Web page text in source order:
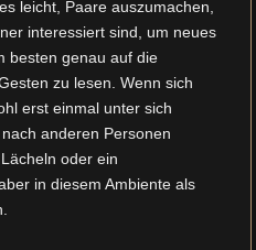
leicht, Paare auszumachen,
interessiert sind, um neues
besten genau auf die
zu lesen. Wenn sich
erst einmal unter sich
anderen Personen
oder ein
in diesem Ambiente als